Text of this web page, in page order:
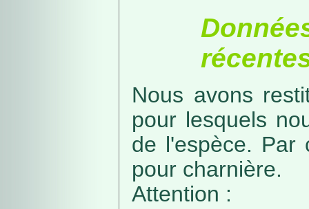
Nous avons
pour lesquels
de l'espèce. Par
pour charnière.
Attention :